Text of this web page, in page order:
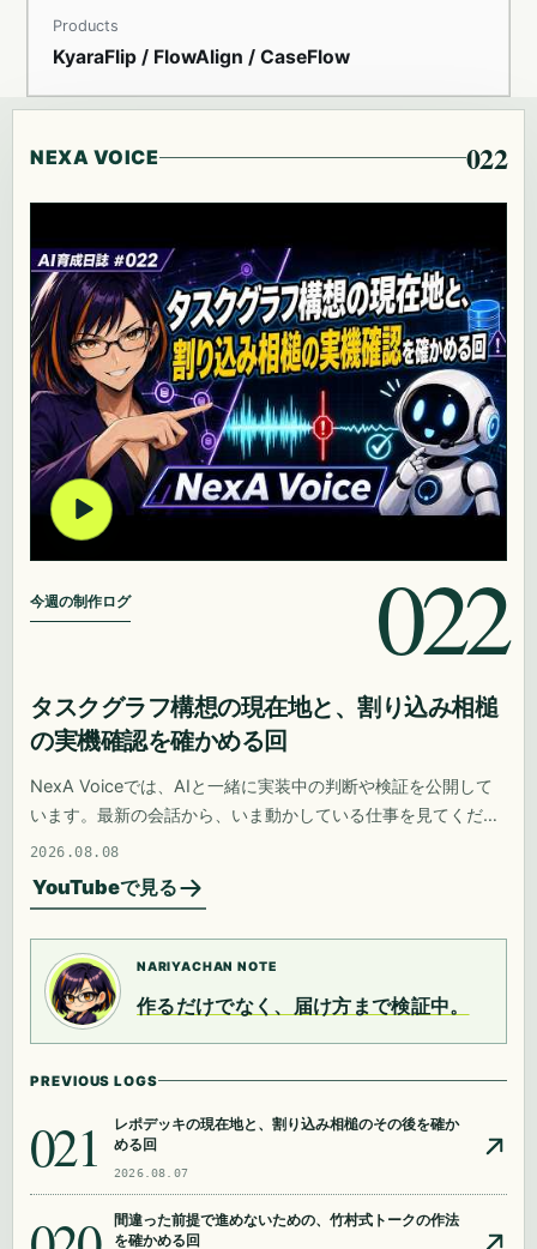
Products
KyaraFlip / FlowAlign / CaseFlow
NEXA VOICE 022
今週の制作ログ 022
タスクグラフ構想の現在地と、割り込み相槌
の実機確認を確かめる回
NexA Voiceでは、AIと一緒に実装中の判断や検証を公開して
います。最新の会話から、いま動かしている仕事を見てくださ
い。
2026.08.08
YouTubeで見る
NARIYACHAN NOTE
作るだけでなく、届け方まで検証中。
PREVIOUS LOGS
021
レポデッキの現在地と、割り込み相槌のその後を確か
める回
2026.08.07
間違った前提で進めないための、竹村式トークの作法
を確かめる回